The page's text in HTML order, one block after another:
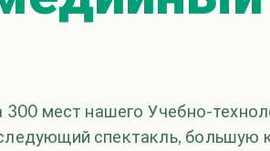
300 мест нашего Учебно-
спектакль, большую